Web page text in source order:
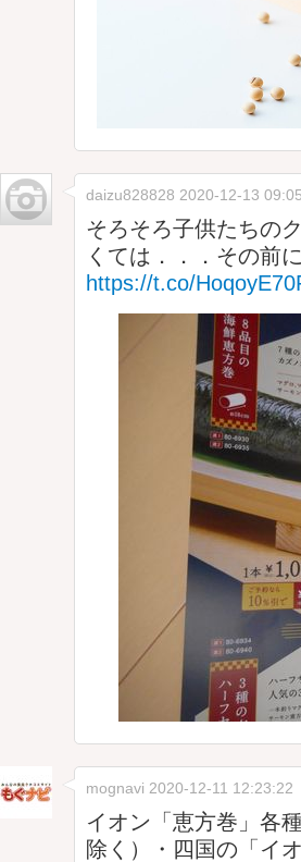
daizu828828 2020-12-13
そろそろ子供たちの
くては．．．その前
https://t.co/
mognavi 2020-12-11 12:23:22
イオン「恵方巻」各
除く）・四国の「イ